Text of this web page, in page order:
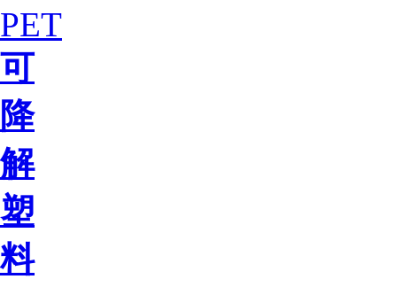
PET
可
降
解
塑
料